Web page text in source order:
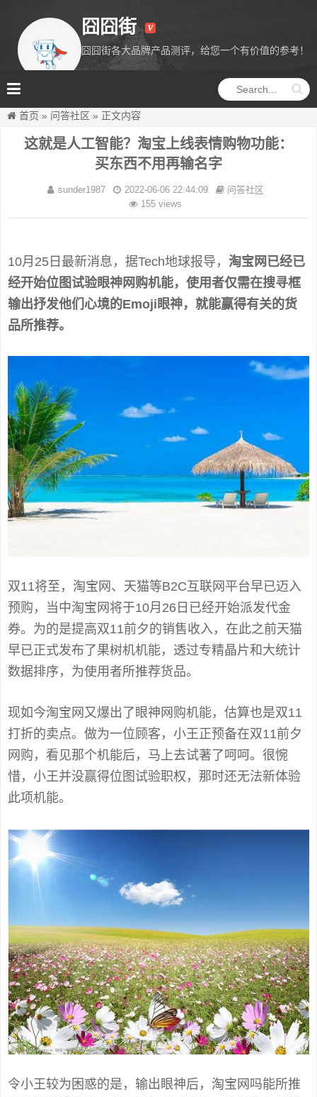
囧囧街
囧囧街各大品牌产品测评，给您一个有价值的参考！
首页 » 问答社区 » 正文内容
这就是人工智能？淘宝上线表情购物功能：
买东西不用再输名字
sunder1987 2022-06-06 22:44:09
问答社区
155 views
10月25日最新消息，据Tech地球报导， 淘宝网已经已
经开始位图试验眼神网购机能，使用者仅需在搜寻框
输出抒发他们心境的Emoji眼神，就能赢得有关的货
品所推荐。
双11将至，淘宝网、天猫等B2C互联网平台早已迈入
预购，当中淘宝网将于10月26日已经开始派发代金
券。为的是提高双11前夕的销售收入，在此之前天猫
早已正式发布了果树机机能，透过专精晶片和大统计
数据排序，为使用者所推荐货品。
现如今淘宝网又爆出了眼神网购机能，估算也是双11
打折的卖点。做为一位顾客，小王正预备在双11前夕
网购，看见那个机能后，马上去试著了呵呵。很惋
惜，小王并没赢得位图试验职权，那时还无法新体验
此项机能。
令小王较为困惑的是，输出眼神后，淘宝网吗能所推